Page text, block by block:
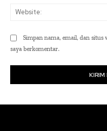
Simpan nama, email, dan
saya berkomentar.